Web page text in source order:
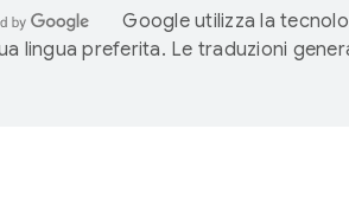
Google utilizza la
lingua preferita. Le traduzioni